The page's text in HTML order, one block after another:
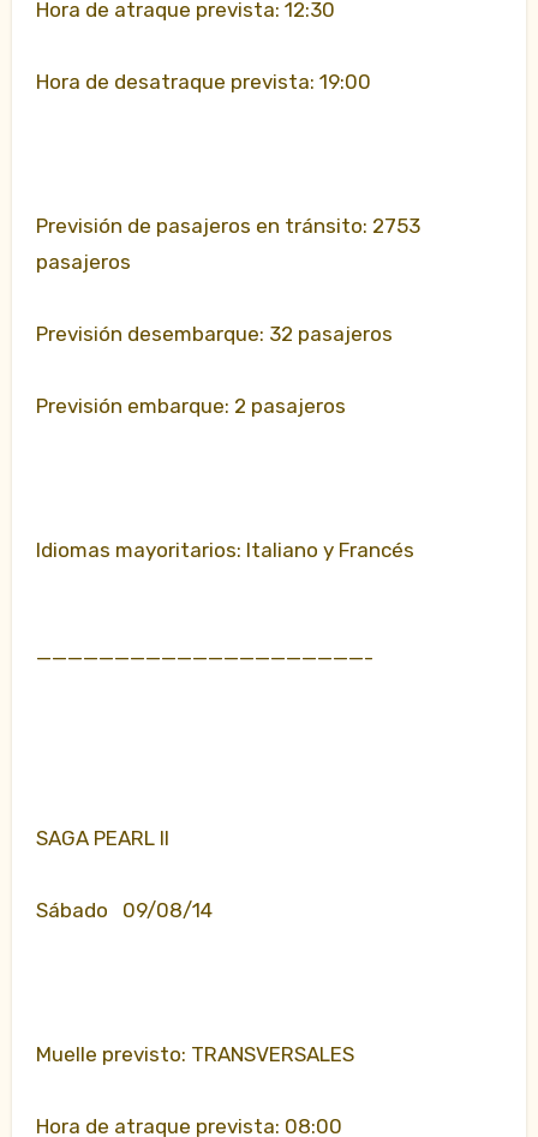
Hora de atraque prevista: 12:30
Hora de desatraque prevista: 19:00
Previsión de pasajeros en tránsito: 2753
pasajeros
Previsión desembarque: 32 pasajeros
Previsión embarque: 2 pasajeros
Idiomas mayoritarios: Italiano y Francés
—————————————————————-
SAGA PEARL II
Sábado 09/08/14
Muelle previsto: TRANSVERSALES
Hora de atraque prevista: 08:00